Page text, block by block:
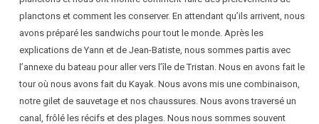
planctons et comment les conserver. En attendant qu’ils arrivent, nous
avons préparé les sandwichs pour tout le monde. Après les
explications de Yann et de Jean-Batiste, nous sommes partis avec
l’annexe du bateau pour aller vers l’île de Tristan. Nous en avons fait le
tour où nous avons fait du Kayak. Nous avons mis une combinaison,
notre gilet de sauvetage et nos chaussures. Nous avons traversé un
canal, frôlé les récifs et des plages. Nous nous sommes souvent